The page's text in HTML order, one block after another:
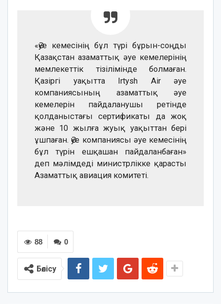
«Әуе кемесінің бұл түрі бұрын-соңды
Қазақстан азаматтық әуе кемелерінің
мемлекеттік тізілімінде болмаған.
Қазіргі уақытта Irtysh Air әуе
компаниясының азаматтық әуе
кемелерін пайдаланушы ретінде
қолданыстағы сертификаты да жоқ
және 10 жылға жуық уақыттан бері
ұшпаған. Әуе компаниясы әуе кемесінің
бұл түрін ешқашан пайдаланбаған»
деп мәлімдеді министрлікке қарасты
Азаматтық авиация комитеті.
0
88
Бөлісу